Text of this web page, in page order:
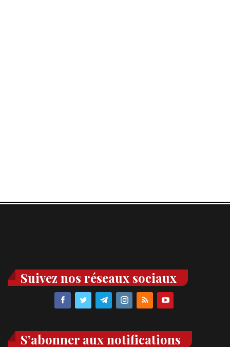
Suivez nos réseaux sociaux
S’abonner aux notifications